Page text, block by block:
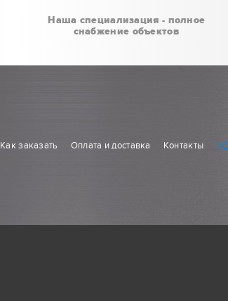
Наша специализация - полное
снабжение объектов
Как заказать Оплата и доставка Контакты